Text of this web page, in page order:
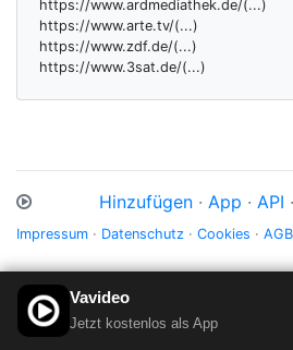
https://www.ardmediathek.de/(...)
https://www.arte.tv/(...)
https://www.zdf.de/(...)
https://www.3sat.de/(...)
Hinzufügen · App · API ·
Impressum · Datenschutz · Cookies · AGB
Vavideo
Jetzt kostenlos als App